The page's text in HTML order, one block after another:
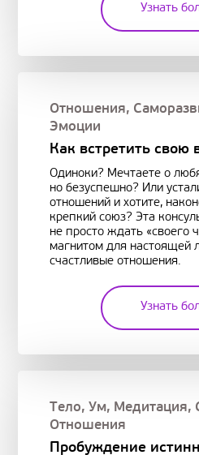
Узнать
Отношения,
Эмоции
Как встретить свою
Одиноки? Мечтаете о
но безуспешно? Или
отношений и хотите,
крепкий союз? Эта
не просто ждать «своего
магнитом для настоящей
счастливые отношения.
Узнать
Тело,Ум,Медитация,
Отношения
Пробуждение